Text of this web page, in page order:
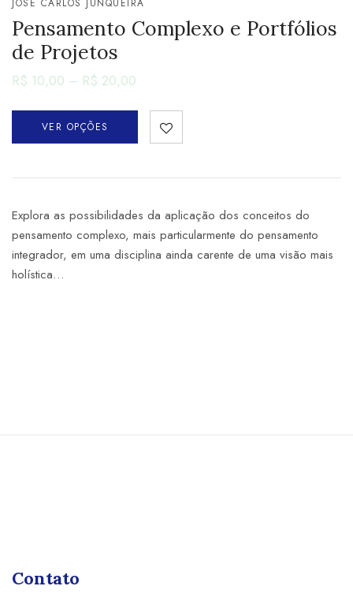
Pensamento Complexo e Portfólios
de Projetos
R$ 10,00 – R$ 20,00
VER OPÇÕES
Explora as possibilidades da aplicação dos conceitos do
pensamento complexo, mais particularmente do pensamento
integrador, em uma disciplina ainda carente de uma visão mais
holística…
Contato